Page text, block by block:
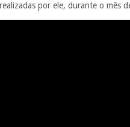
por ele, durante o mês